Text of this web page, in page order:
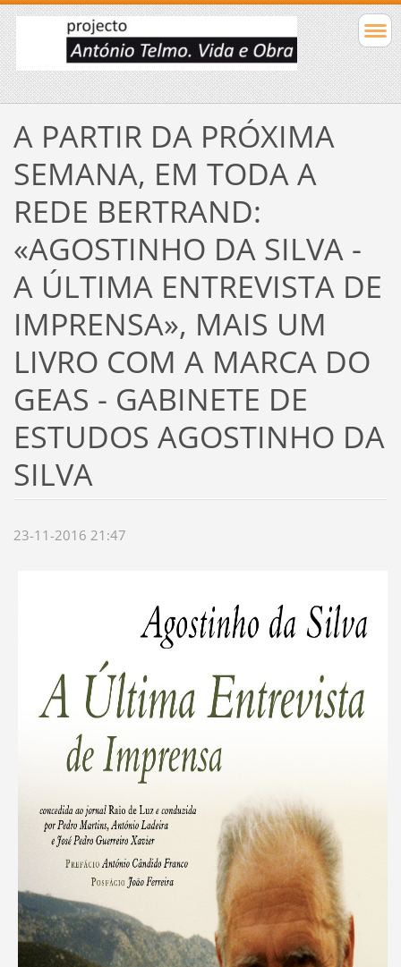
A PARTIR DA PRÓXIMA
SEMANA, EM TODA A
REDE BERTRAND:
«AGOSTINHO DA SILVA -
A ÚLTIMA ENTREVISTA DE
IMPRENSA», MAIS UM
LIVRO COM A MARCA DO
GEAS - GABINETE DE
ESTUDOS AGOSTINHO DA
SILVA
23-11-2016 21:47